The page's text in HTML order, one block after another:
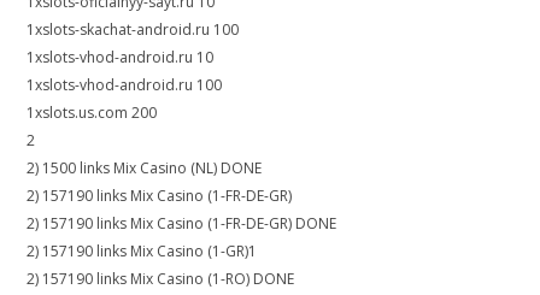
1xslots-skachat-android.ru 100
1xslots-vhod-android.ru 10
1xslots-vhod-android.ru 100
1xslots.us.com 200
2
2) 1500 links Mix Casino (NL) DONE
2) 157190 links Mix Casino (1-FR-DE-GR)
2) 157190 links Mix Casino (1-FR-DE-GR) DONE
2) 157190 links Mix Casino (1-GR)1
2) 157190 links Mix Casino (1-RO) DONE